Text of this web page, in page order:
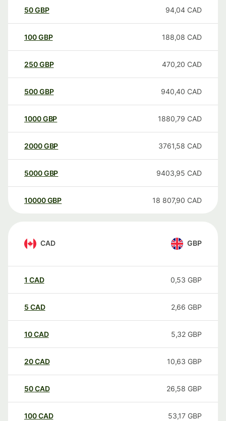
50GBP 94,04 CAD
100GBP 188,08 CAD
250GBP 470,20 CAD
500GBP 940,40 CAD
1000GBP 1880,79 CAD
2000GBP 3761,58 CAD
5000GBP 9403,95 CAD
10000 GBP 18 807,90 CAD
CAD GBP
1 CAD 0,53 GBP
5 CAD 2,66 GBP
10CAD 5,32 GBP
20CAD 10,63 GBP
50CAD 26,58 GBP
100CAD 53,17 GBP